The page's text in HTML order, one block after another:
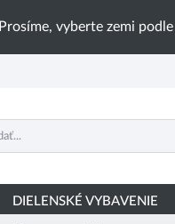
Prosíme, vyberte zemi
DIELENSKÉ VYBAVENIE